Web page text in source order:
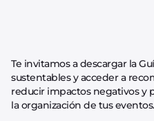
Te invitamos a descargar la
sustentables y acceder a
reducir impactos negativos y
la organización de tus eventos.